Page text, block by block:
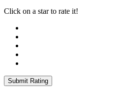
Click on a star to rate it!
Submit Rating